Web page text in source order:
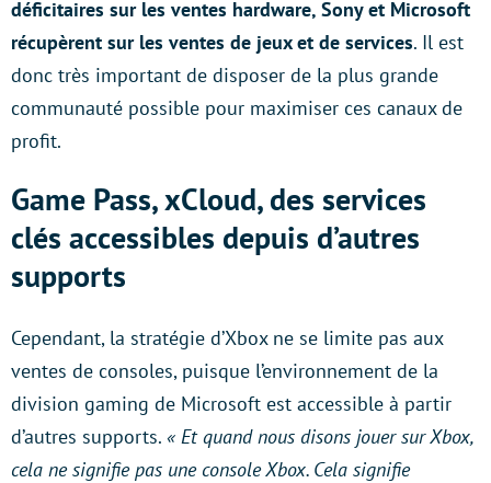
déficitaires sur les ventes hardware, Sony et Microsoft
récupèrent sur les ventes de jeux et de services. Il est
donc très important de disposer de la plus grande
communauté possible pour maximiser ces canaux de
profit.
Game Pass, xCloud, des services
clés accessibles depuis d’autres
supports
Cependant, la stratégie d’Xbox ne se limite pas aux
ventes de consoles, puisque l’environnement de la
division gaming de Microsoft est accessible à partir
d’autres supports. « Et quand nous disons jouer sur Xbox,
cela ne signifie pas une console Xbox. Cela signifie